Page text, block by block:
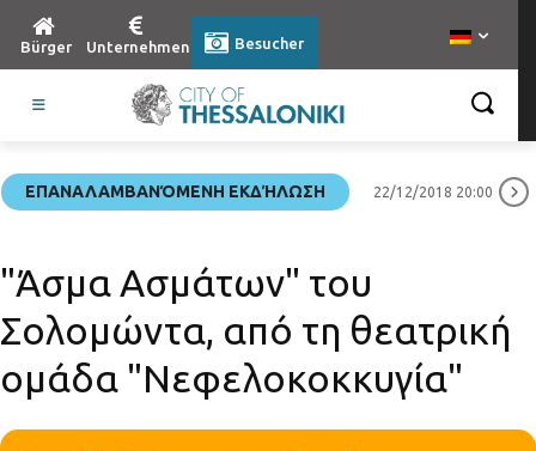
Bürger Unternehmen Besucher
ΕΠΑΝΑΛΑΜΒΑΝΌΜΕΝΗ ΕΚΔΉΛΩΣΗ 22/12/2018 20:00
"Άσμα Ασμάτων" του
Σολομώντα, από τη θεατρική
ομάδα "Νεφελοκοκκυγία"